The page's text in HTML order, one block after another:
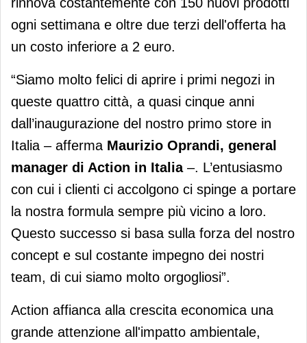
ogni settimana e oltre due terzi dell'offerta ha
un costo inferiore a 2 euro.
“Siamo molto felici di aprire i primi negozi in
queste quattro città, a quasi cinque anni
dall’inaugurazione del nostro primo store in
Italia – afferma Maurizio Oprandi, general
manager di Action in Italia –. L’entusiasmo
con cui i clienti ci accolgono ci spinge a portare
la nostra formula sempre più vicino a loro.
Questo successo si basa sulla forza del nostro
concept e sul costante impegno dei nostri
team, di cui siamo molto orgogliosi”.
Action affianca alla crescita economica una
grande attenzione all'impatto ambientale,